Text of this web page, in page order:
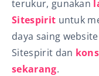
terukur, gunakan
Sitespirit untuk
daya saing
Sitespirit dan
sekarang.